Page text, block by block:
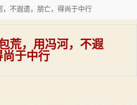
不遐遗，朋亡，得尚于中行
荒，用冯河，不遐
于中行